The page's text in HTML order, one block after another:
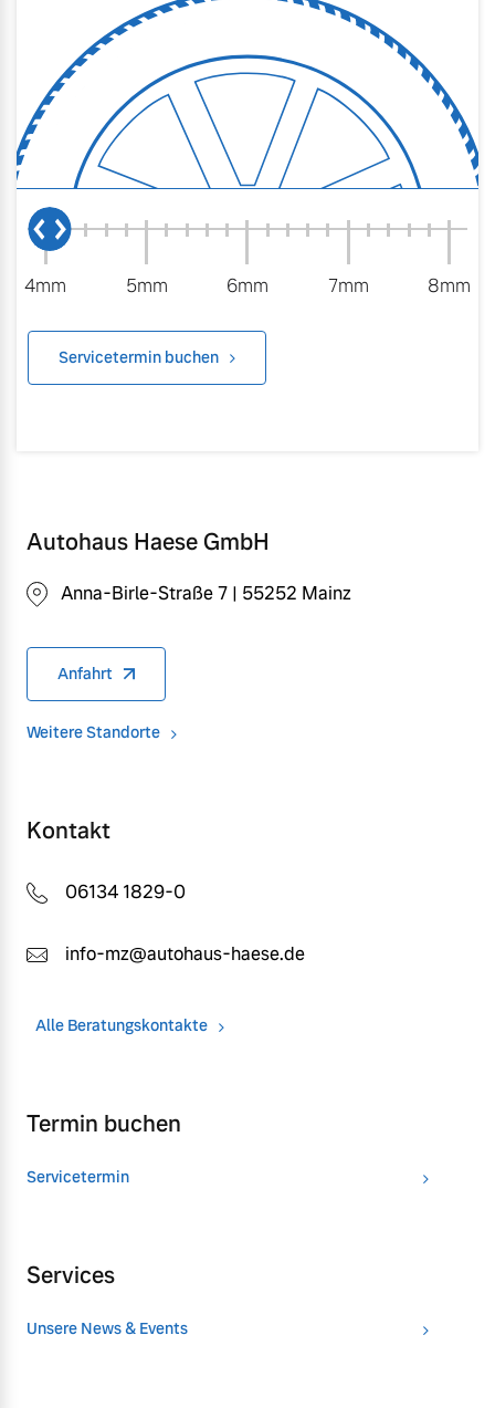
4mm 5mm 6mm 7mm 8mm
Servicetermin buchen
Autohaus Haese GmbH
Anna-Birle-Straße 7 | 55252 Mainz
Anfahrt
Weitere Standorte
Kontakt
06134 1829-0
info-mz@autohaus-haese.de
Alle Beratungskontakte
Termin buchen
Servicetermin
Services
Unsere News & Events